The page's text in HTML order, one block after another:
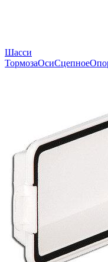
Шасси
ТормозаОсиСцепное